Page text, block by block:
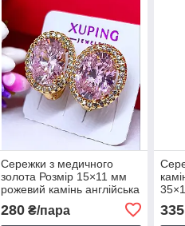
Сережки з медичного
золота Розмір 15×11 мм
рожевий камінь англійська
6138
280₴/пара 335